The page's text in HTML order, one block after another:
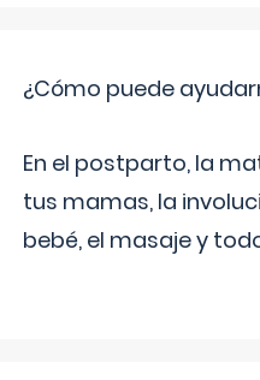
¿Cómo puede
En el postparto, la
tus mamas, la
bebé, el masaje y